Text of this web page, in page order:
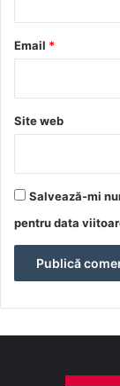
*
Email *
Site web
Salvează-mi
pentru data